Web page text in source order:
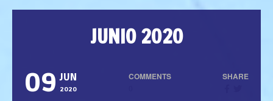
JUNIO 2020
09 JUN
2020
COMMENTS SHARE